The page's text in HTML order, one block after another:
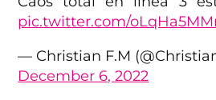
pic.twitter.com/
— Christian F.M
December 6, 2022